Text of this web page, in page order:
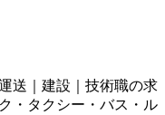
送｜建設｜技術職の求
・タクシー・バス・ル